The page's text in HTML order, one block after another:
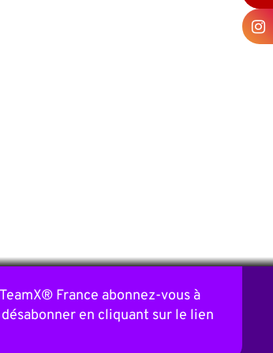
France abonnez-vous à
en cliquant sur le lien